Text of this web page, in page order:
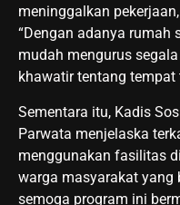
meninggalkan
“Dengan adanya rumah
mudah mengurus
khawatir tentang tempat
Sementara itu, Kadis
Parwata menjelaska
menggunakan fasilitas
warga masyarakat yang
semoga program ini